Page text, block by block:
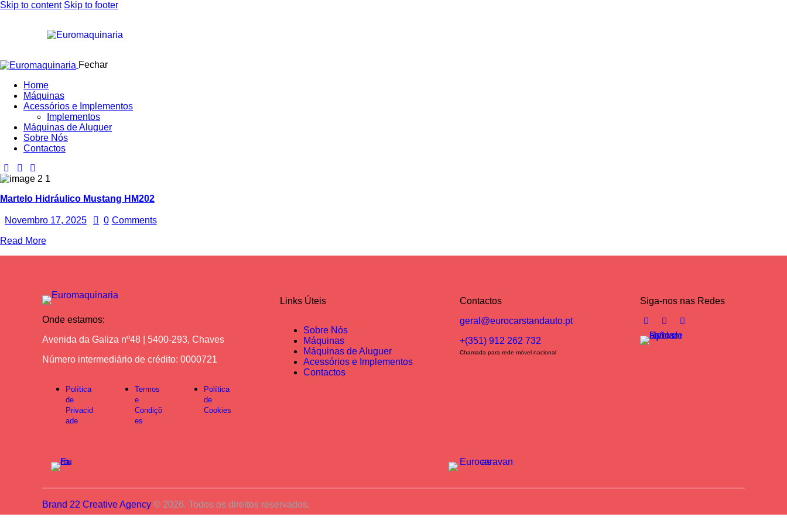
Skip to content Skip to footer
Fechar
Home
Máquinas
Acessórios e Implementos
Implementos
Máquinas de Aluguer
Sobre Nós
Contactos
Martelo Hidráulico Mustang HM202
Novembro 17, 2025 0 Comments
Read More
Onde estamos:
Avenida da Galiza nº48 | 5400-293, Chaves
Número intermediário de crédito: 0000721
Política
de
Privacid
ade
Termos
e
Condiçõ
es
Política
de
Cookies
Links Úteis
Sobre Nós
Máquinas
Máquinas de Aluguer
Acessórios e Implementos
Contactos
Contactos
geral@eurocarstandauto.pt
+(351) 912 262 732
Chamada para rede móvel nacional
Siga-nos nas Redes
Brand 22 Creative Agency © 2026. Todos os direitos reservados.